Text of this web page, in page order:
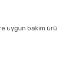
uygun bakım